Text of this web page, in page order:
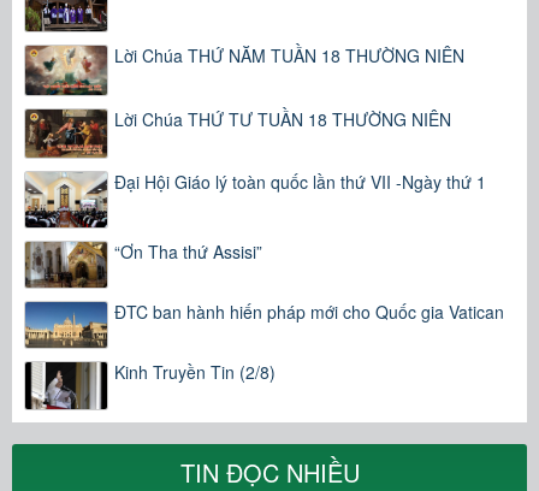
Lời Chúa THỨ NĂM TUẦN 18 THƯỜNG NIÊN
Lời Chúa THỨ TƯ TUẦN 18 THƯỜNG NIÊN
Đại Hội Giáo lý toàn quốc lần thứ VII -Ngày thứ 1
“Ơn Tha thứ Assisi”
ĐTC ban hành hiến pháp mới cho Quốc gia Vatican
Kinh Truyền Tin (2/8)
TIN ĐỌC NHIỀU